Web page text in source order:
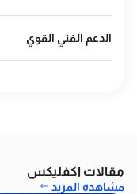
الدعم الفني القوي
مقالات اكفليكس
مشاهدة المزيد